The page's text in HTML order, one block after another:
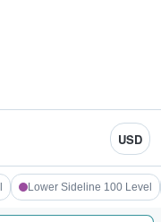
USD
Lower Sideline 100 Level